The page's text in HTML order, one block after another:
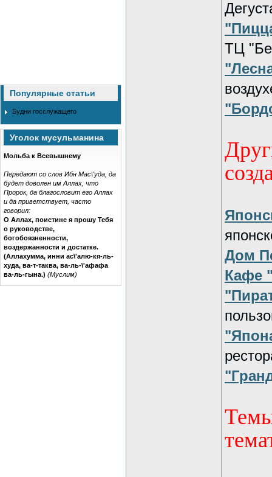
Популярные статьи
Будни госслужащего
Уголок мусульманина
Мольба к Всевышнему
Передают со слов Ибн Мас\'уда, да
будет доволен им Аллах, что
Пророк, да благословит его Аллах
и да приветствует, часто
говорил:
О Аллах, поистине я прошу Тебя
о руководстве,
богобоязненности,
воздержанности и достатке.
(Аллахумма, инни ас\'алю-кя-ль-
худа, ва-т-таква, ва-ль-\'афафа
ва-ль-гына.) (Муслим)
ТЦ
Дом
Кафе